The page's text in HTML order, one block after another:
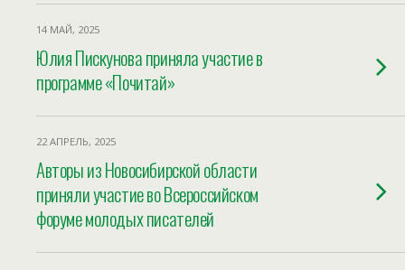
14 МАЙ, 2025
Юлия Пискунова приняла участие в
программе «Почитай»
22 АПРЕЛЬ, 2025
Авторы из Новосибирской области
приняли участие во Всероссийском
форуме молодых писателей